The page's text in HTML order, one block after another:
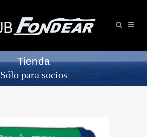
Tienda
Sólo para socios